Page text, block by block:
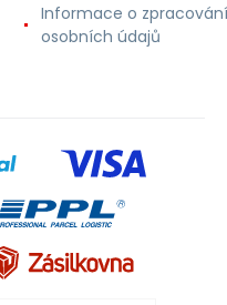
Informace o zpracování
osobních údajů